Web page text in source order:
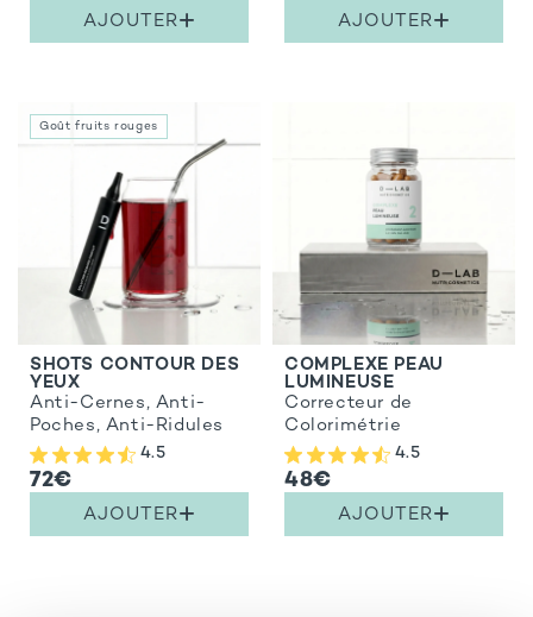
AJOUTER AJOUTER
Goût fruits rouges
SHOTS CONTOUR DES
YEUX
Anti-Cernes, Anti-
Poches, Anti-Ridules
4.5
72€
AJOUTER
COMPLEXE PEAU
LUMINEUSE
Correcteur de
Colorimétrie
4.5
48€
AJOUTER